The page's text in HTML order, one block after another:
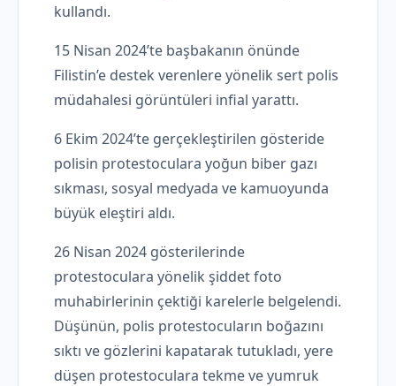
kullandı.
15 Nisan 2024’te başbakanın önünde
Filistin’e destek verenlere yönelik sert polis
müdahalesi görüntüleri infial yarattı.
6 Ekim 2024’te gerçekleştirilen gösteride
polisin protestoculara yoğun biber gazı
sıkması, sosyal medyada ve kamuoyunda
büyük eleştiri aldı.
26 Nisan 2024 gösterilerinde
protestoculara yönelik şiddet foto
muhabirlerinin çektiği karelerle belgelendi.
Düşünün, polis protestocuların boğazını
sıktı ve gözlerini kapatarak tutukladı, yere
düşen protestoculara tekme ve yumruk